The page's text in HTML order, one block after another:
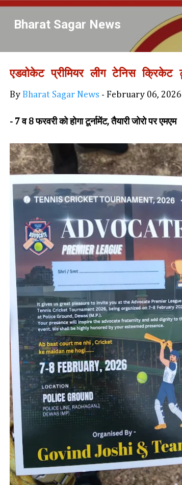
Bharat Sagar News
एडवोकेट प्रीमियर लीग टेनिस
By Bharat Sagar News - February 06, 2026
- 7 व 8 फरवरी को होगा टूर्नामेंट, तैयारी जोरो परएमएम